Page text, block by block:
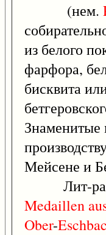
(нем.
из белого
фарфора,
бисквита
Мейсене и
Лит-
Medaillen
Ober-